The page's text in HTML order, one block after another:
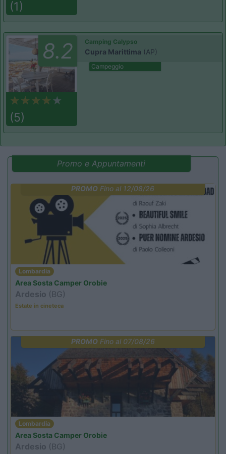
(1)
8.2
(5)
Camping Calypso
Cupra Marittima (AP)
Campeggio
Promo e Appuntamenti
PROMO Fino al 12/08/26
Lombardia
Area Sosta Camper Orobie
Ardesio (BG)
Estate in cineteca
PROMOFino al 07/08/26
Lombardia
Area Sosta Camper Orobie
Ardesio (BG)